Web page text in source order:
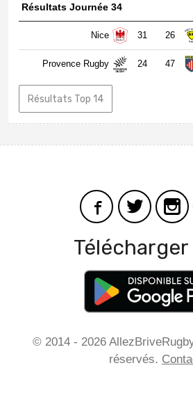
Résultats Journée 34
Nice 31 26
Provence Rugby 24 47
Résultats Top 14
Télécharger
© 2014 - 2026
réservés.